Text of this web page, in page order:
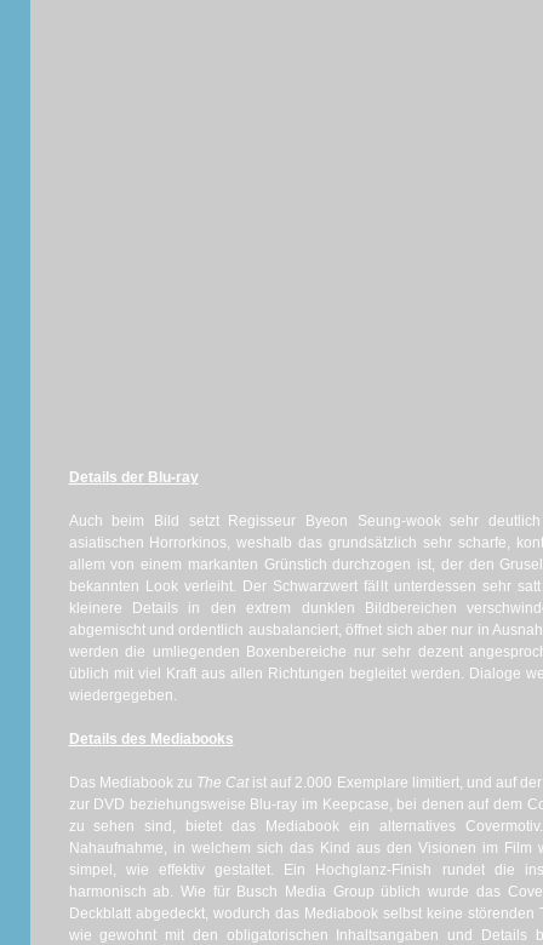
Details der Blu-ray
Auch beim Bild setzt Regisseur Byeon Seung-wook sehr
asiatischen Horrorkinos, weshalb das grundsätzlich sehr scharfe,
allem von einem markanten Grünstich durchzogen ist, der den
bekannten Look verleiht. Der Schwarzwert fällt unterdessen sehr
kleinere Details in den extrem dunklen Bildbereichen
abgemischt und ordentlich ausbalanciert, öffnet sich aber nur in
werden die umliegenden Boxenbereiche nur sehr dezent
üblich mit viel Kraft aus allen Richtungen begleitet werden. Dialoge
wiedergegeben.
Details des Mediabooks
Das Mediabook zu The Catist auf 2.000 Exemplare limitiert, und auf
zur DVD beziehungsweise Blu-ray im Keepcase, bei denen auf dem
zu sehen sind, bietet das Mediabook ein alternatives
Nahaufnahme, in welchem sich das Kind aus den Visionen im Film
simpel, wie effektiv gestaltet. Ein Hochglanz-Finish rundet die
harmonisch ab. Wie für Busch Media Group üblich wurde das
Deckblatt abgedeckt, wodurch das Mediabook selbst keine störenden
wie gewohnt mit den obligatorischen Inhaltsangaben und Details